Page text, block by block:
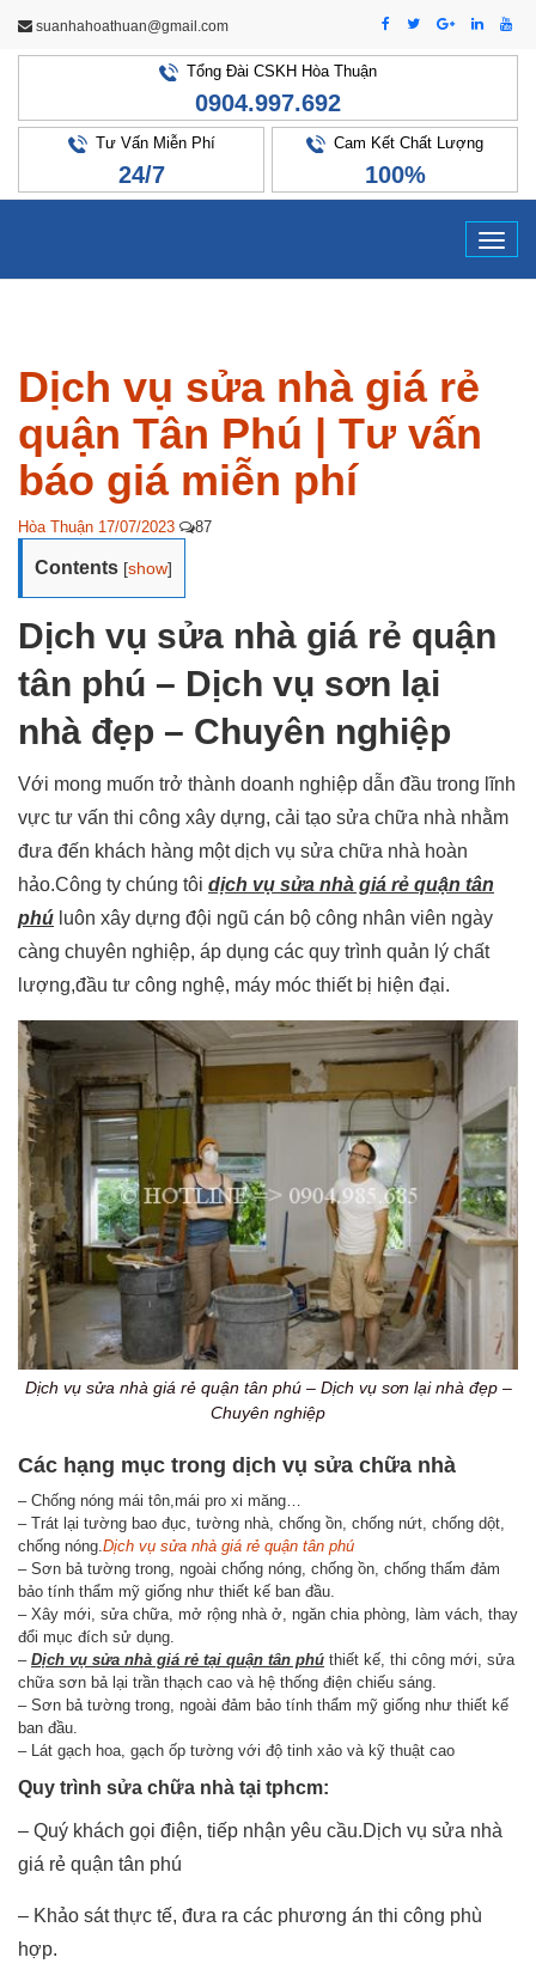
suanhahoathuan@gmail.com
Tổng Đài CSKH Hòa Thuận
0904.997.692
Tư Vấn Miễn Phí
24/7
Cam Kết Chất Lượng
100%
Dịch vụ sửa nhà giá rẻ
quận Tân Phú | Tư vấn
báo giá miễn phí
Hòa Thuận 17/07/2023 87
Contents [show]
Dịch vụ sửa nhà giá rẻ quận
tân phú – Dịch vụ sơn lại
nhà đẹp – Chuyên nghiệp
Với mong muốn trở thành doanh nghiệp dẫn đầu trong lĩnh
vực tư vấn thi công xây dựng, cải tạo sửa chữa nhà nhằm
đưa đến khách hàng một dịch vụ sửa chữa nhà hoàn
hảo.Công ty chúng tôi dịch vụ sửa nhà giá rẻ quận tân
phú luôn xây dựng đội ngũ cán bộ công nhân viên ngày
càng chuyên nghiệp, áp dụng các quy trình quản lý chất
lượng,đầu tư công nghệ, máy móc thiết bị hiện đại.
Dịch vụ sửa nhà giá rẻ quận tân phú – Dịch vụ sơn lại nhà đẹp –
Chuyên nghiệp
Các hạng mục trong dịch vụ sửa chữa nhà
– Chống nóng mái tôn,mái pro xi măng…
– Trát lại tường bao đục, tường nhà, chống ồn, chống nứt, chống dột,
chống nóng.Dịch vụ sửa nhà giá rẻ quận tân phú
– Sơn bả tường trong, ngoài chống nóng, chống ồn, chống thấm đảm
bảo tính thẩm mỹ giống như thiết kế ban đầu.
– Xây mới, sửa chữa, mở rộng nhà ở, ngăn chia phòng, làm vách, thay
đổi mục đích sử dụng.
– Dịch vụ sửa nhà giá rẻ tại quận tân phú thiết kế, thi công mới, sửa
chữa sơn bả lại trần thạch cao và hệ thống điện chiếu sáng.
– Sơn bả tường trong, ngoài đảm bảo tính thẩm mỹ giống như thiết kế
ban đầu.
– Lát gạch hoa, gạch ốp tường với độ tinh xảo và kỹ thuật cao
Quy trình sửa chữa nhà tại tphcm:
– Quý khách gọi điện, tiếp nhận yêu cầu.Dịch vụ sửa nhà
giá rẻ quận tân phú
– Khảo sát thực tế, đưa ra các phương án thi công phù
hợp.